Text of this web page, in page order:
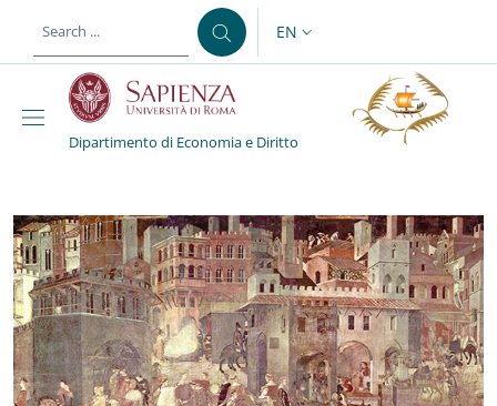
LANGUAGE SWITCHER:
EN
Dipartimento di Economia e Diritto
Benvenuti nel